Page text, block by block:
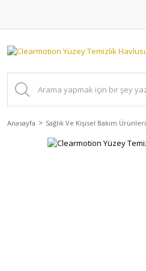
Anasayfa Sağlık Ve Kişisel Bakım Ürünleri